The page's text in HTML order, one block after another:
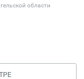
области